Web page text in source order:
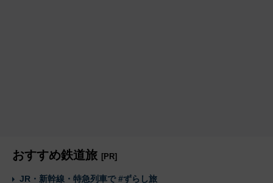
おすすめ鉄道旅 [PR]
JR・新幹線・特急列車で #ずらし旅